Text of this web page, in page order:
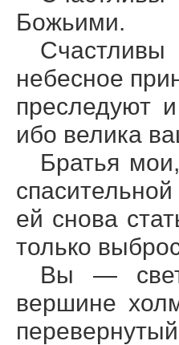
Божьими.
небесное
преследуют
ибо велика
Братья
ей снова
только
Вы — свет
вершине